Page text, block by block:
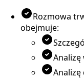
Rozmowa
obejmuje: